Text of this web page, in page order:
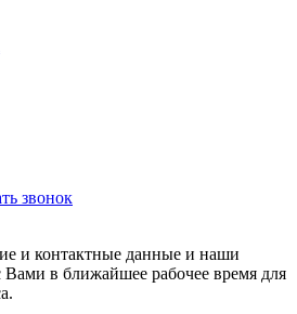
звонок
и контактные данные и наши
Вами в ближайшее рабочее время для